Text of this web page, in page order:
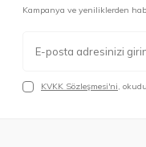
Kampanya ve yeniliklerden
KVKK Sözleşmesi'ni ,